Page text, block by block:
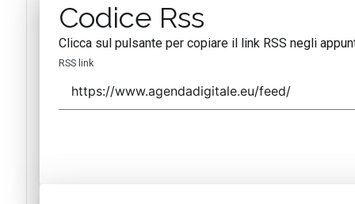
Codice Rss
Clicca sul pulsante per copiare il link RSS negli
RSS link